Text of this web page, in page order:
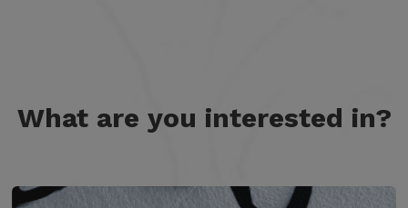
What are you interested in?